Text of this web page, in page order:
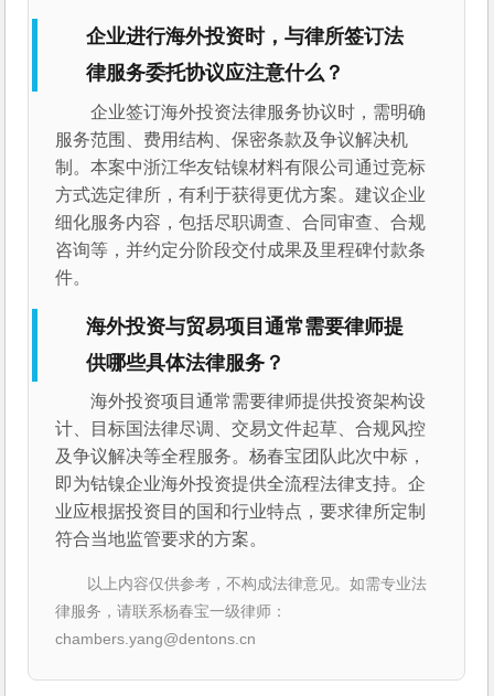
企业进行海外投资时，与律所签订法
律服务委托协议应注意什么？
企业签订海外投资法律服务协议时，需明确
服务范围、费用结构、保密条款及争议解决机
制。本案中浙江华友钴镍材料有限公司通过竞标
方式选定律所，有利于获得更优方案。建议企业
细化服务内容，包括尽职调查、合同审查、合规
咨询等，并约定分阶段交付成果及里程碑付款条
件。
海外投资与贸易项目通常需要律师提
供哪些具体法律服务？
海外投资项目通常需要律师提供投资架构设
计、目标国法律尽调、交易文件起草、合规风控
及争议解决等全程服务。杨春宝团队此次中标，
即为钴镍企业海外投资提供全流程法律支持。企
业应根据投资目的国和行业特点，要求律所定制
符合当地监管要求的方案。
以上内容仅供参考，不构成法律意见。如需专业法
律服务，请联系杨春宝一级律师：
chambers.yang@dentons.cn